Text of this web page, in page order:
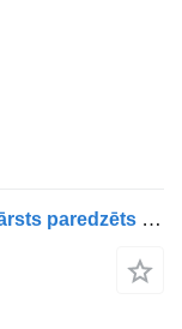
WABCO 4750102010 pneimatiskais vārsts paredzēts autobusa